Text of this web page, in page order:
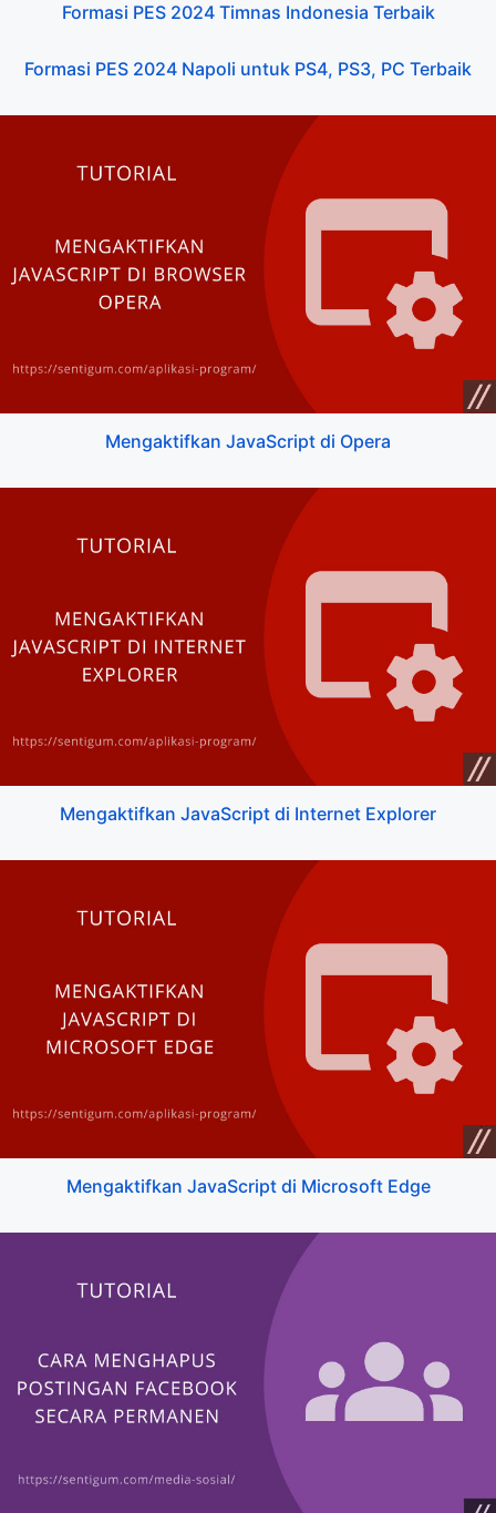
Formasi PES 2024 Timnas Indonesia Terbaik
Formasi PES 2024 Napoli untuk PS4, PS3, PC Terbaik
Mengaktifkan JavaScript di Opera
Mengaktifkan JavaScript di Internet Explorer
Mengaktifkan JavaScript di Microsoft Edge